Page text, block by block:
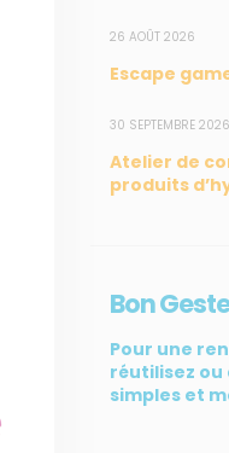
26 AOÛT 2026
Escape
30 SEPTEMBRE 2026
Atelier de
produits
Bon Geste
Pour une
réutilisez
simples et
SUIVEZ-